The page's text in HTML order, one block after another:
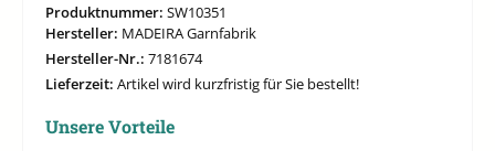
Produktnummer: SW10351
Hersteller: MADEIRA Garnfabrik
Hersteller-Nr.: 7181674
Lieferzeit: Artikel wird kurzfristig für Sie bestellt!
Unsere Vorteile